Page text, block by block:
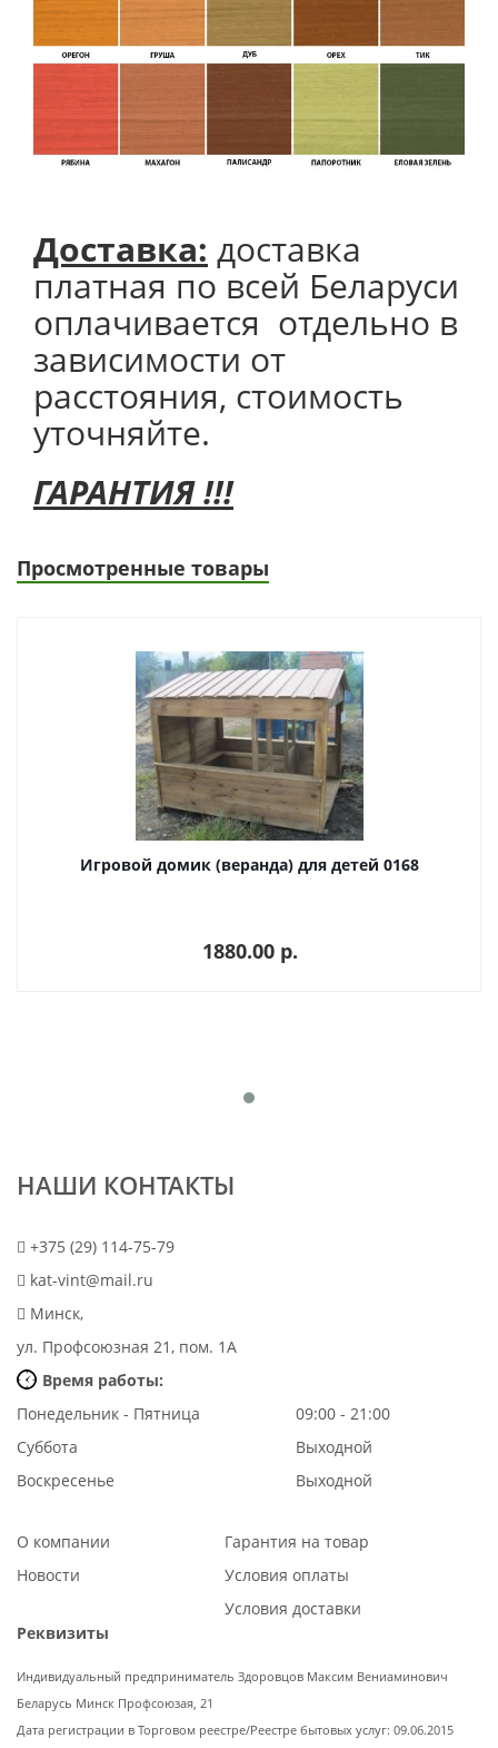
Доставка: доставка
платная по всей Беларуси
оплачивается отдельно в
зависимости от
расстояния, стоимость
уточняйте.
ГАРАНТИЯ !!!
Просмотренные товары
Игровой домик (веранда) для детей 0168
1880.00 p.
НАШИ КОНТАКТЫ
+375 (29) 114-75-79
kat-vint@mail.ru
Минск,
ул. Профсоюзная 21, пом. 1А
Время работы:
Понедельник - Пятница
09:00 - 21:00
Суббота
Выходной
Воскресенье
Выходной
О компании
Новости
Гарантия на товар
Условия оплаты
Условия доставки
Реквизиты
Индивидуальный предприниматель Здоровцов Максим Вениаминович
Беларусь Минск Профсоюзая, 21
Дата регистрации в Торговом реестре/Реестре бытовых услуг: 09.06.2015